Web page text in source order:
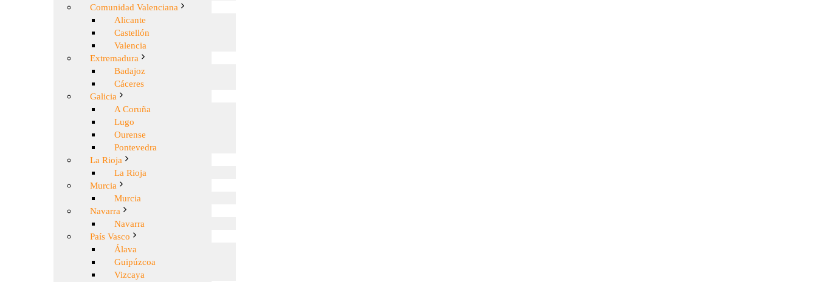
Comunidad Valenciana
Alicante
Castellón
Valencia
Extremadura
Badajoz
Cáceres
Galicia
A Coruña
Lugo
Ourense
Pontevedra
La Rioja
La Rioja
Murcia
Murcia
Navarra
Navarra
País Vasco
Álava
Guipúzcoa
Vizcaya